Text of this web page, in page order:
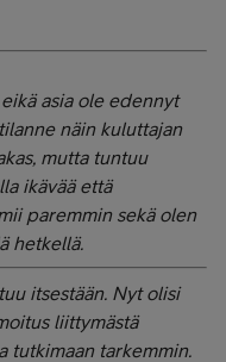
asia ole edennyt
näin kuluttajan
mutta tuntuu
ikävää että
paremmin sekä olen
hetkellä.
itsestään. Nyt olisi
liittymästä
tutkimaan tarkemmin.